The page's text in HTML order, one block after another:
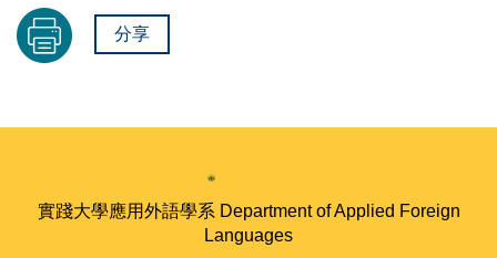
分享
實踐大學應用外語學系 Department of Applied Foreign
Languages